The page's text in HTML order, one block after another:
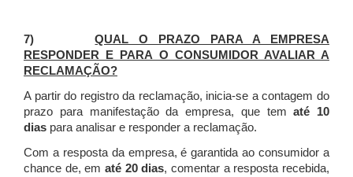
7)QUAL O PRAZO PARA A EMPRESA
RESPONDER E PARA O CONSUMIDOR AVALIAR A
RECLAMAÇÃO?
A partir do registro da reclamação, inicia-se a contagem do
prazo para manifestação da empresa, que tematé 10
dias para analisar e responder a reclamação.
Com a resposta da empresa, é garantida ao consumidor a
chance de, em até 20 dias, comentar a resposta recebida,